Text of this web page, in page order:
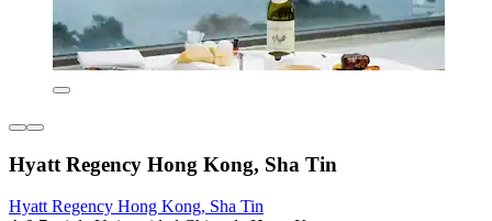
Hyatt Regency Hong Kong, Sha Tin
Hyatt Regency Hong Kong, Sha Tin